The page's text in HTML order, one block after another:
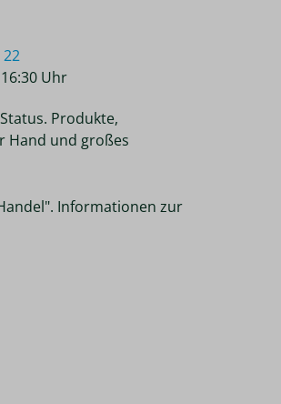
22
Uhr
Produkte,
Hand und großes
Informationen zur